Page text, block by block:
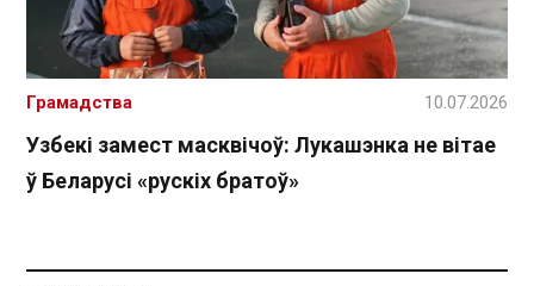
Узбекі замест масквічоў: Лукашэнка не вітае
ў Беларусі «рускіх братоў»
Грамадства 10.07.2026